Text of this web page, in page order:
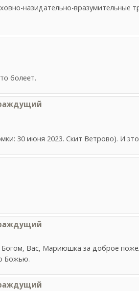
назидательно-вразумительные
болеет.
30 июня 2023. Скит Ветрово). И это
Вас, Мариюшка за доброе
Божью.